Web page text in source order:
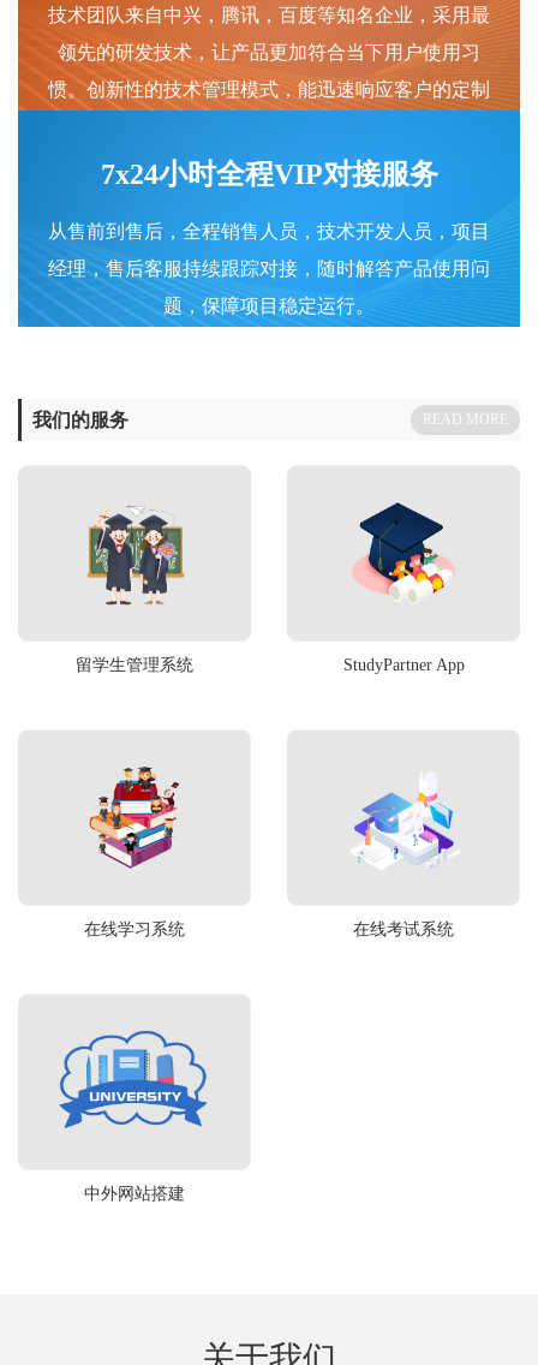
技术团队来自中兴，腾讯，百度等知名企业，采用最
领先的研发技术，让产品更加符合当下用户使用习
惯。创新性的技术管理模式，能迅速响应客户的定制
7x24小时全程VIP对接服务
从售前到售后，全程销售人员，技术开发人员，项目
经理，售后客服持续跟踪对接，随时解答产品使用问
题，保障项目稳定运行。
我们的服务 READ MORE
留学生管理系统 StudyPartner App
在线学习系统 在线考试系统
中外网站搭建